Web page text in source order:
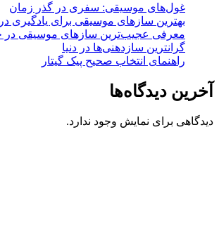
غول‌های موسیقی: سفری در گذر زمان
بهترین سازهای موسیقی برای یادگیری
معرفی عجیب‌ترین سازهای موسیقی در
گرانترین سازدهنی‌ها در دنیا
راهنمای انتخاب صحیح پیک گیتار
آخرین دیدگاه‌ها
دیدگاهی برای نمایش وجود ندارد.